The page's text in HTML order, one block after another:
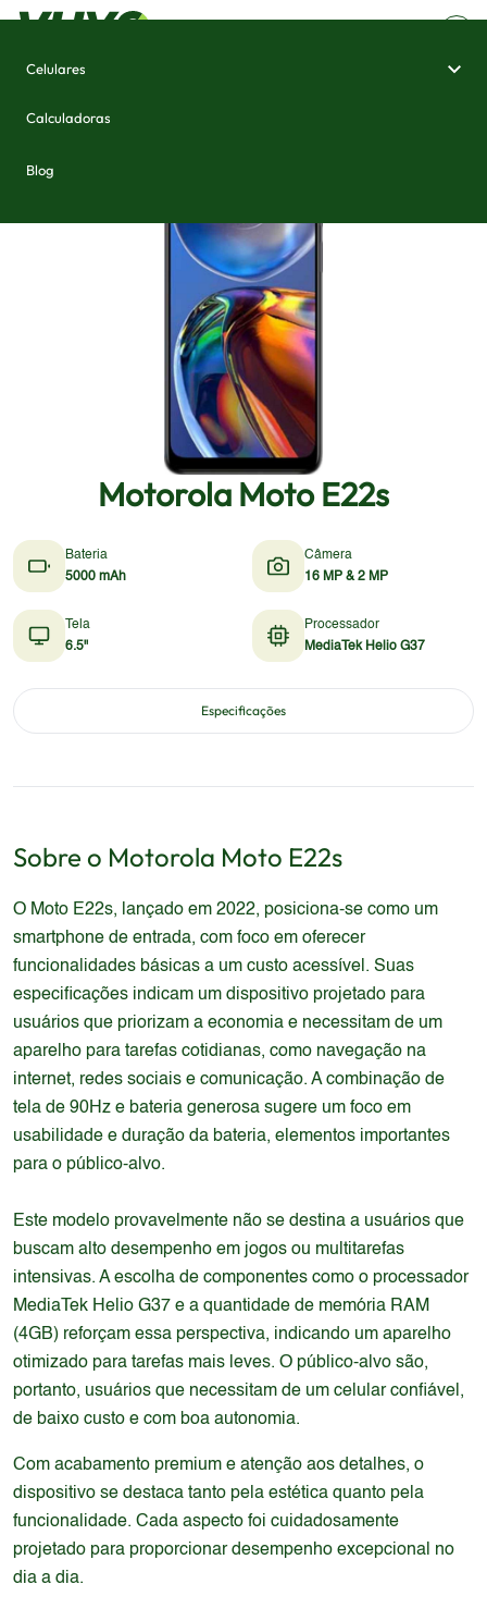
Celulares
Calculadoras
Blog
Motorola Moto E22s
Bateria
5000 mAh
Câmera
16 MP & 2 MP
Tela
6.5"
Processador
MediaTek Helio G37
Especificações
Sobre o Motorola Moto E22s
O Moto E22s, lançado em 2022, posiciona-se como um
smartphone de entrada, com foco em oferecer
funcionalidades básicas a um custo acessível. Suas
especificações indicam um dispositivo projetado para
usuários que priorizam a economia e necessitam de um
aparelho para tarefas cotidianas, como navegação na
internet, redes sociais e comunicação. A combinação de
tela de 90Hz e bateria generosa sugere um foco em
usabilidade e duração da bateria, elementos importantes
para o público-alvo.
Este modelo provavelmente não se destina a usuários que
buscam alto desempenho em jogos ou multitarefas
intensivas. A escolha de componentes como o processador
MediaTek Helio G37 e a quantidade de memória RAM
(4GB) reforçam essa perspectiva, indicando um aparelho
otimizado para tarefas mais leves. O público-alvo são,
portanto, usuários que necessitam de um celular confiável,
de baixo custo e com boa autonomia.
Com acabamento premium e atenção aos detalhes, o
dispositivo se destaca tanto pela estética quanto pela
funcionalidade. Cada aspecto foi cuidadosamente
projetado para proporcionar desempenho excepcional no
dia a dia.